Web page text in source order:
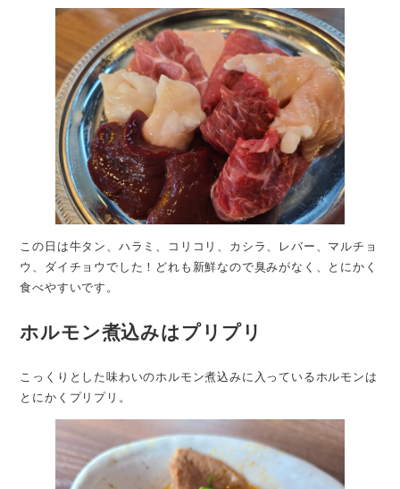
この日は牛タン、ハラミ、コリコリ、カシラ、レバー、マルチョ
ウ、ダイチョウでした！どれも新鮮なので臭みがなく、とにかく
食べやすいです。
ホルモン煮込みはプリプリ
こっくりとした味わいのホルモン煮込みに入っているホルモンは
とにかくプリプリ。